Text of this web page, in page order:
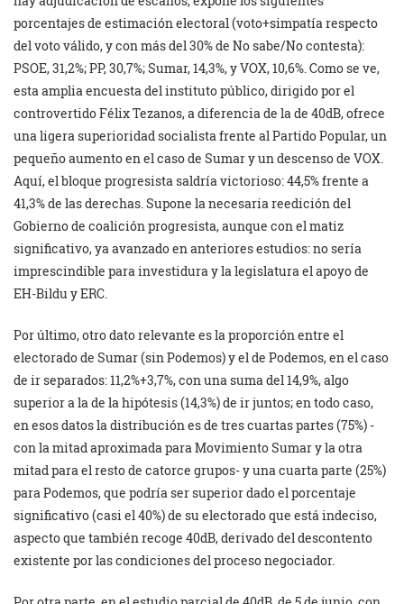
porcentajes de estimación electoral (voto+simpatía respecto
del voto válido, y con más del 30% de No sabe/No contesta):
PSOE, 31,2%; PP, 30,7%; Sumar, 14,3%, y VOX, 10,6%. Como se ve,
esta amplia encuesta del instituto público, dirigido por el
controvertido Félix Tezanos, a diferencia de la de 40dB, ofrece
una ligera superioridad socialista frente al Partido Popular, un
pequeño aumento en el caso de Sumar y un descenso de VOX.
Aquí, el bloque progresista saldría victorioso: 44,5% frente a
41,3% de las derechas. Supone la necesaria reedición del
Gobierno de coalición progresista, aunque con el matiz
significativo, ya avanzado en anteriores estudios: no sería
imprescindible para investidura y la legislatura el apoyo de
EH-Bildu y ERC.
Por último, otro dato relevante es la proporción entre el
electorado de Sumar (sin Podemos) y el de Podemos, en el caso
de ir separados: 11,2%+3,7%, con una suma del 14,9%, algo
superior a la de la hipótesis (14,3%) de ir juntos; en todo caso,
en esos datos la distribución es de tres cuartas partes (75%) -
con la mitad aproximada para Movimiento Sumar y la otra
mitad para el resto de catorce grupos- y una cuarta parte (25%)
para Podemos, que podría ser superior dado el porcentaje
significativo (casi el 40%) de su electorado que está indeciso,
aspecto que también recoge 40dB, derivado del descontento
existente por las condiciones del proceso negociador.